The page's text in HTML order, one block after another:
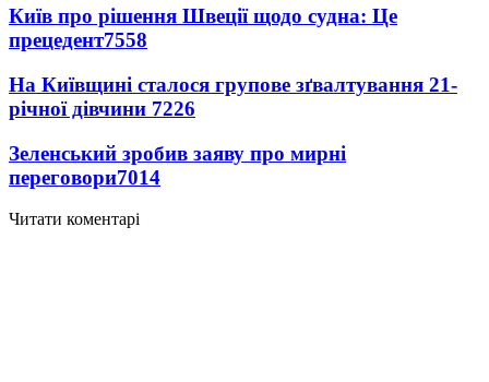
Київ про рішення Швеції щодо судна: Це
прецедент7558
На Київщині сталося групове зґвалтування 21-
річної дівчини 7226
Зеленський зробив заяву про мирні
переговори7014
Читати коментарі